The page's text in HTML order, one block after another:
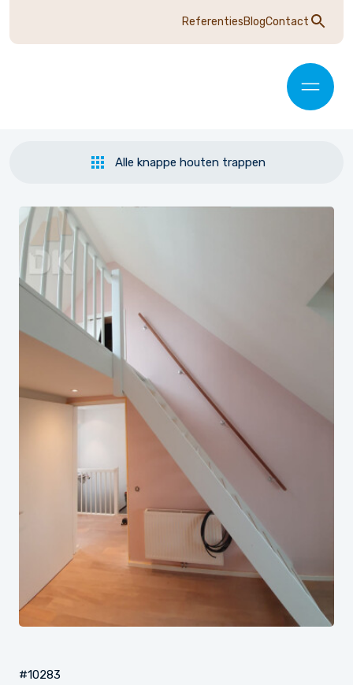
ReferentiesBlogContact
Alle knappe houten trappen
#10283